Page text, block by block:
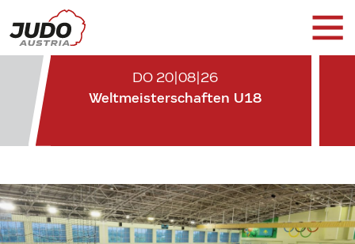
DO 20|08|26
Weltmeisterschaften U18